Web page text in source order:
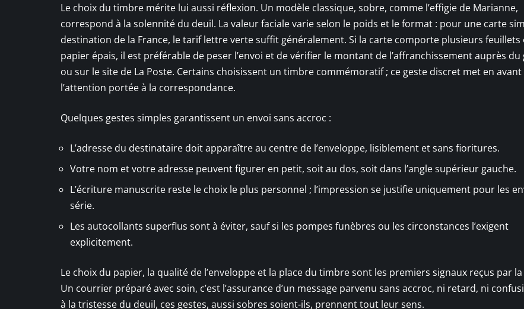
Le choix du timbre mérite lui aussi réflexion. Un modèle classique, sobre, comme l’effigie de Marianne,
correspond à la solennité du deuil. La valeur faciale varie selon le poids et le format : pour une carte
destination de la France, le tarif lettre verte suffit généralement. Si la carte comporte plusieurs feuillets
papier épais, il est préférable de peser l’envoi et de vérifier le montant de l’affranchissement auprès du
ou sur le site de La Poste. Certains choisissent un timbre commémoratif ; ce geste discret met en avant
l’attention portée à la correspondance.
Quelques gestes simples garantissent un envoi sans accroc :
L’adresse du destinataire doit apparaître au centre de l’enveloppe, lisiblement et sans fioritures.
Votre nom et votre adresse peuvent figurer en petit, soit au dos, soit dans l’angle supérieur gauche.
L’écriture manuscrite reste le choix le plus personnel ; l’impression se justifie uniquement pour les
série.
Les autocollants superflus sont à éviter, sauf si les pompes funèbres ou les circonstances l’exigent
explicitement.
Le choix du papier, la qualité de l’enveloppe et la place du timbre sont les premiers signaux reçus par
Un courrier préparé avec soin, c’est l’assurance d’un message parvenu sans accroc, ni retard, ni
à la tristesse du deuil, ces gestes, aussi sobres soient-ils, prennent tout leur sens.